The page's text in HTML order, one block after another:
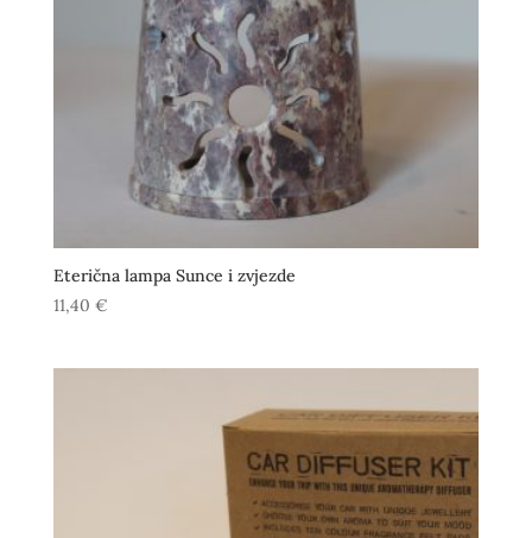
Eterična lampa Sunce i zvjezde
11,40 €